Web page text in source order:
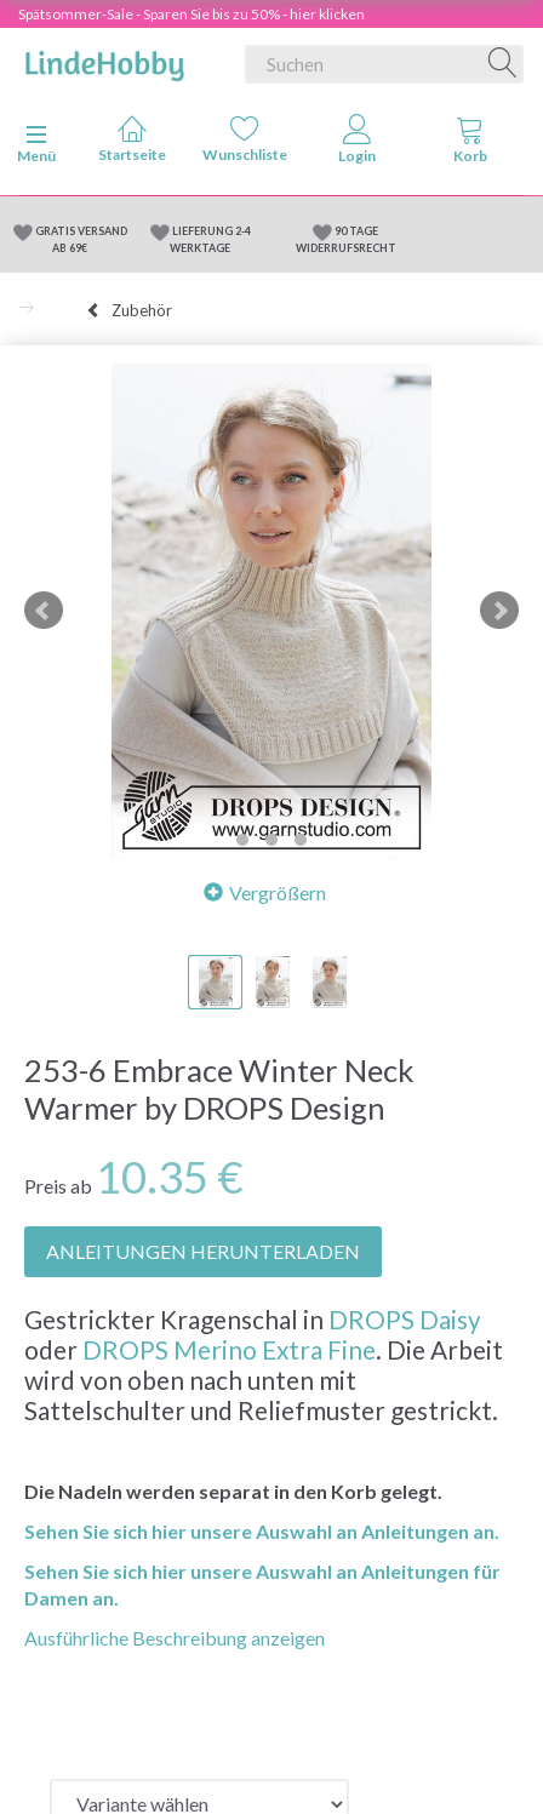
Spätsommer-Sale - Sparen Sie bis zu 50% - hier klicken
Anzeige ändern
Menü
GRATIS VERSAND
AB 69€
LIEFERUNG 2-4
WERKTAGE
90 TAGE
WIDERRUFSRECHT
Zubehör
Vergrößern
253-6 Embrace Winter Neck
Warmer by DROPS Design
Preis ab 10.35 €
ANLEITUNGEN HERUNTERLADEN
Gestrickter Kragenschal in DROPS Daisy
oder DROPS Merino Extra Fine. Die Arbeit
wird von oben nach unten mit
Sattelschulter und Reliefmuster gestrickt.
Die Nadeln werden separat in den Korb gelegt.
Sehen Sie sich hier unsere Auswahl an Anleitungen an.
Sehen Sie sich hier unsere Auswahl an Anleitungen für
Damen an.
Ausführliche Beschreibung anzeigen